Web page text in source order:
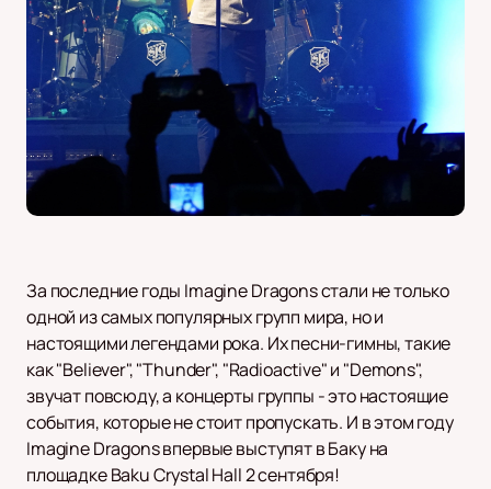
За последние годы Imagine Dragons стали не только
одной из самых популярных групп мира, но и
настоящими легендами рока. Их песни-гимны, такие
как "Believer", "Thunder", "Radioactive" и "Demons",
звучат повсюду, а концерты группы - это настоящие
события, которые не стоит пропускать. И в этом году
Imagine Dragons впервые выступят в Баку на
площадке Baku Crystal Hall 2 сентября!